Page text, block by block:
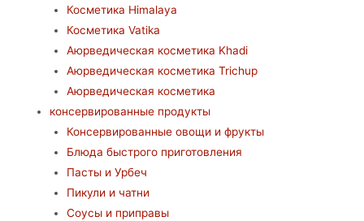
Косметика Himalaya
Косметика Vatika
Аюрведическая коcметика Khadi
Аюрведическая коcметика Trichup
Аюрведическая косметика
консервированные продукты
Консервированные овощи и фрукты
Блюда быстрого приготовления
Пасты и Урбеч
Пикули и чатни
Соусы и приправы